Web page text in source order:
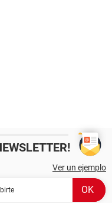
Ver un ejemplo